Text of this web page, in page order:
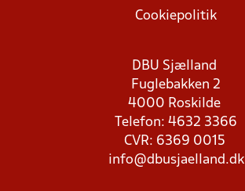
Cookiepolitik
DBU Sjælland
Fuglebakken 2
4000 Roskilde
Telefon: 4632 3366
CVR: 6369 0015
info@dbusjaelland.dk